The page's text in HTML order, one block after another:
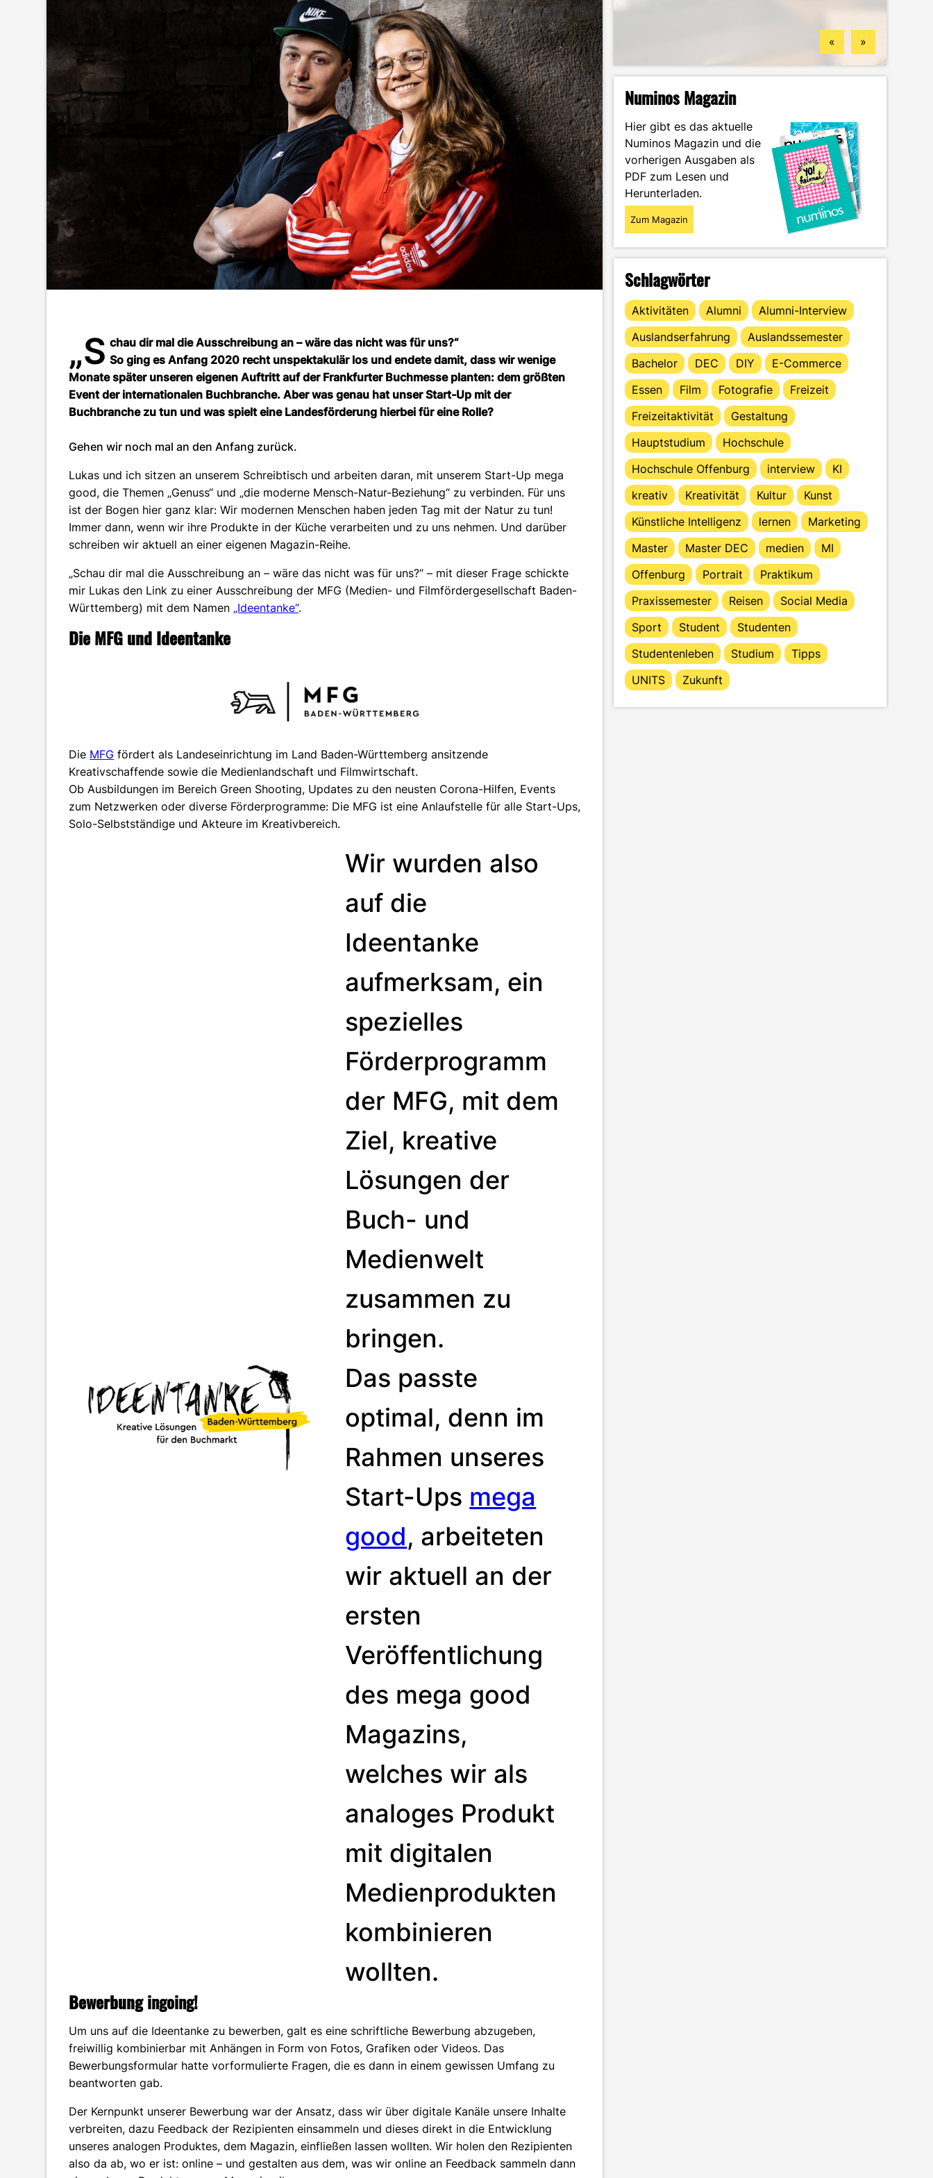
„S chau dir mal die Ausschreibung an – wäre das nicht was für uns?“
So ging es Anfang 2020 recht unspektakulär los und endete damit, dass wir wenige
Monate später unseren eigenen Auftritt auf der Frankfurter Buchmesse planten: dem größten
Event der internationalen Buchbranche. Aber was genau hat unser Start-Up mit der
Buchbranche zu tun und was spielt eine Landesförderung hierbei für eine Rolle?
Gehen wir noch mal an den Anfang zurück.
Lukas und ich sitzen an unserem Schreibtisch und arbeiten daran, mit unserem Start-Up mega
good, die Themen „Genuss“ und „die moderne Mensch-Natur-Beziehung“ zu verbinden. Für uns
ist der Bogen hier ganz klar: Wir modernen Menschen haben jeden Tag mit der Natur zu tun!
Immer dann, wenn wir ihre Produkte in der Küche verarbeiten und zu uns nehmen. Und darüber
schreiben wir aktuell an einer eigenen Magazin-Reihe.
„Schau dir mal die Ausschreibung an – wäre das nicht was für uns?“ – mit dieser Frage schickte
mir Lukas den Link zu einer Ausschreibung der MFG (Medien- und Filmfördergesellschaft Baden-
Württemberg) mit dem Namen „Ideentanke“.
Die MFG und Ideentanke
Die MFG fördert als Landeseinrichtung im Land Baden-Württemberg ansitzende
Kreativschaffende sowie die Medienlandschaft und Filmwirtschaft.
Ob Ausbildungen im Bereich Green Shooting, Updates zu den neusten Corona-Hilfen, Events
zum Netzwerken oder diverse Förderprogramme: Die MFG ist eine Anlaufstelle für alle Start-Ups,
Solo-Selbstständige und Akteure im Kreativbereich.
Wir wurden also
auf die
Ideentanke
aufmerksam, ein
spezielles
Förderprogramm
der MFG, mit dem
Ziel, kreative
Lösungen der
Buch- und
Medienwelt
zusammen zu
bringen.
Das passte
optimal, denn im
Rahmen unseres
Start-Ups mega
good, arbeiteten
wir aktuell an der
ersten
Veröffentlichung
des mega good
Magazins,
welches wir als
analoges Produkt
mit digitalen
Medienprodukten
kombinieren
wollten.
Bewerbungingoing!
Um uns auf die Ideentanke zu bewerben, galt es eine schriftliche Bewerbung abzugeben,
freiwillig kombinierbar mit Anhängen in Form von Fotos, Grafiken oder Videos. Das
Bewerbungsformular hatte vorformulierte Fragen, die es dann in einem gewissen Umfang zu
beantworten gab.
Der Kernpunkt unserer Bewerbung war der Ansatz, dass wir über digitale Kanäle unsere Inhalte
verbreiten, dazu Feedback der Rezipienten einsammeln und dieses direkt in die Entwicklung
unseres analogen Produktes, dem Magazin, einfließen lassen wollten. Wir holen den Rezipienten
also da ab, wo er ist: online – und gestalten aus dem, was wir online an Feedback sammeln dann
« »
Numinos Magazin
Hier gibt es das aktuelle
Numinos Magazin und die
vorherigen Ausgaben als
PDF zum Lesen und
Herunterladen.
Zum Magazin
Schlagwörter
Aktivitäten Alumni
Alumni-Interview
Auslandserfahrung
Auslandssemester
Bachelor
DEC DIY
E-Commerce
Essen
Film Fotografie
Freizeit
Freizeitaktivität
Gestaltung
Hauptstudium
Hochschule
Hochschule Offenburg
interview
KI
kreativ
Kreativität Kultur
Kunst
Künstliche Intelligenz
lernen
Marketing
Master
Master DEC medien
MI
Offenburg
Portrait
Praktikum
Praxissemester
Reisen
Social Media
Sport
Student
Studenten
Studentenleben
Studium
Tipps
UNITS
Zukunft